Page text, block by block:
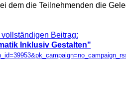
die Teilnehmenden die
vollständigen Beitrag:
Inklusiv Gestalten"